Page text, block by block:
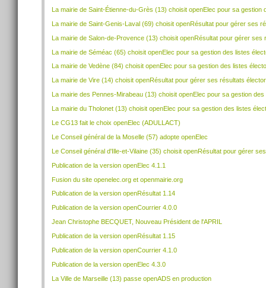
La mairie de Saint-Étienne-du-Grès (13) choisit openElec pour sa gestion
La mairie de Saint-Genis-Laval (69) choisit openRésultat pour gérer ses
La mairie de Salon-de-Provence (13) choisit openRésultat pour gérer ses
La mairie de Séméac (65) choisit openElec pour sa gestion des listes
La mairie de Vedène (84) choisit openElec pour sa gestion des listes
La mairie de Vire (14) choisit openRésultat pour gérer ses résultats
La mairie des Pennes-Mirabeau (13) choisit openElec pour sa gestion
La mairie du Tholonet (13) choisit openElec pour sa gestion des listes
Le CG13 fait le choix openElec (ADULLACT)
Le Conseil général de la Moselle (57) adopte openElec
Le Conseil général d'Ille-et-Vilaine (35) choisit openRésultat pour gérer
Publication de la version openElec 4.1.1
Fusion du site openelec.org et openmairie.org
Publication de la version openRésultat 1.14
Publication de la version openCourrier 4.0.0
Jean Christophe BECQUET, Nouveau Président de l'APRIL
Publication de la version openRésultat 1.15
Publication de la version openCourrier 4.1.0
Publication de la version openElec 4.3.0
La Ville de Marseille (13) passe openADS en production